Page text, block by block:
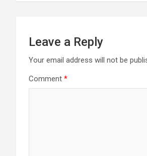
Leave a Reply
Your email address will not be
Comment *